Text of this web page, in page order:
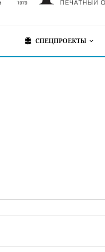
СПЕЦПРОЕКТЫ